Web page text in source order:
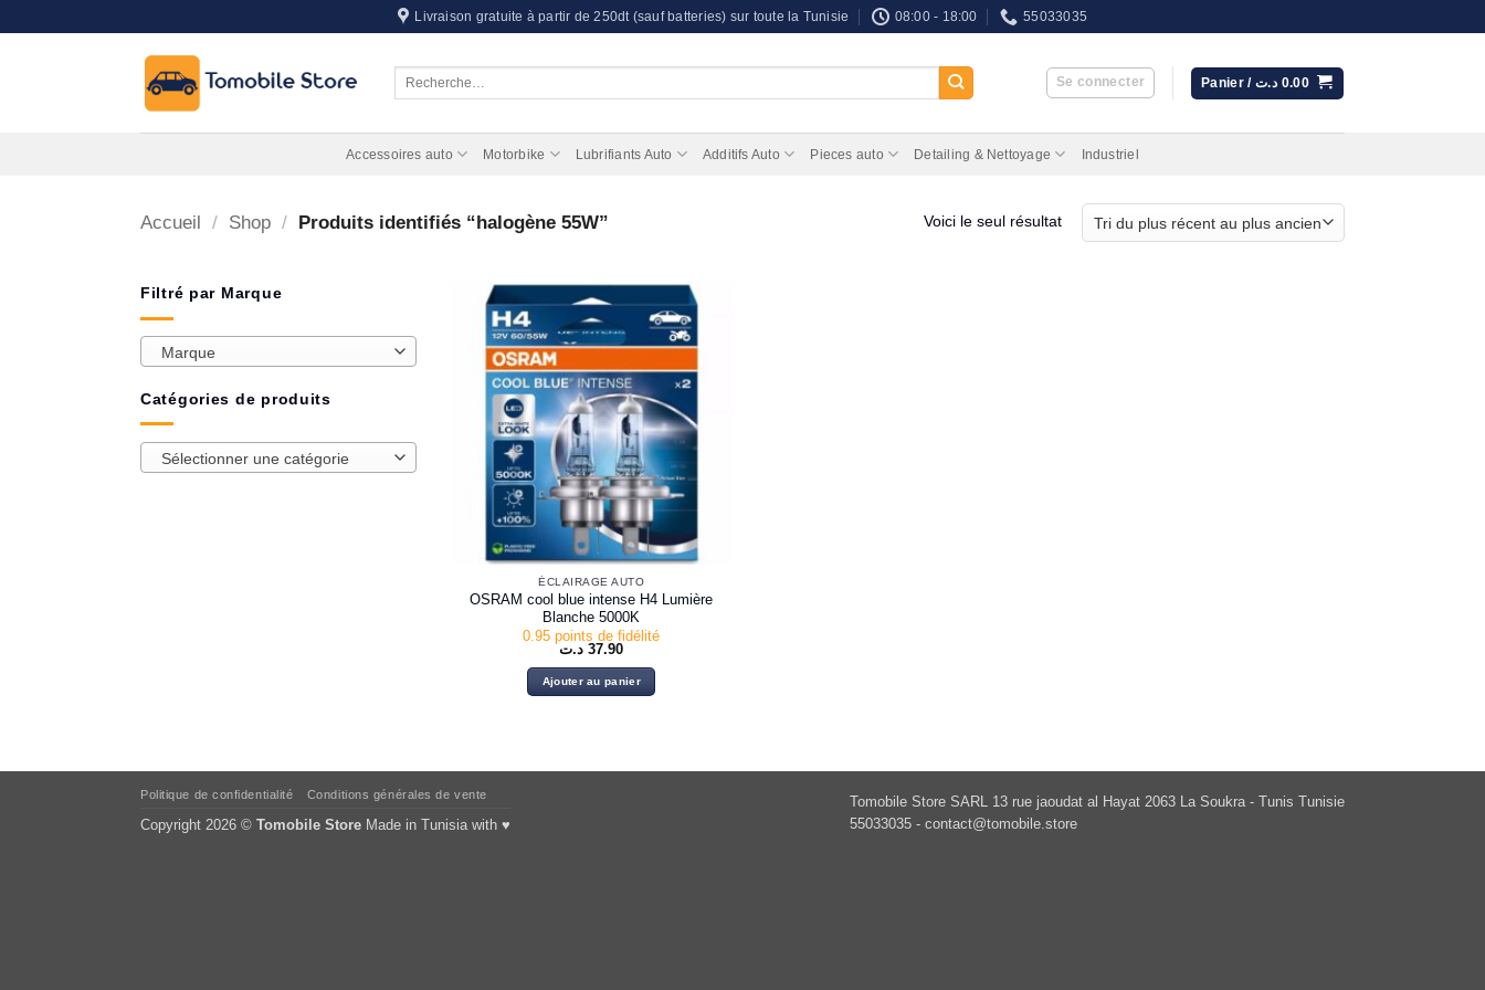
au
Livraison gratuite à partir de 250dt (sauf batteries) sur toute la Tunisie 08:00 - 18:00 55033035
Se connecter Panier / 0.00 د.ت
Accessoires auto Motorbike Lubrifiants Auto Additifs Auto Pieces auto Detailing & Nettoyage Industriel
Accueil / Shop / Produits identifiés “halogène 55W” Voici le seul résultat
Filtré par Marque
Marque
Catégories de produits
Sélectionner une catégorie
ÉCLAIRAGE AUTO
OSRAM cool blue intense H4 Lumière
Blanche 5000K
0.95 points de fidélité
37.90 د.ت
Ajouter au panier
Tomobile Store SARL 13 rue jaoudat al Hayat 2063 La Soukra - Tunis Tunisie
55033035 - contact@tomobile.store
Politique de confidentialité Conditions générales de vente
Copyright 2026 © Tomobile Store Made in Tunisia with ♥